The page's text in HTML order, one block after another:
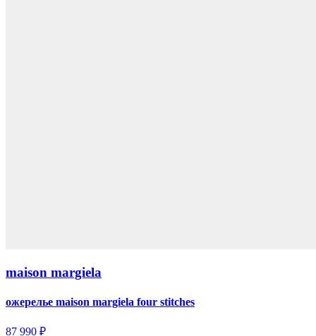
maison margiela
ожерелье maison margiela four stitches
87 990 ₽